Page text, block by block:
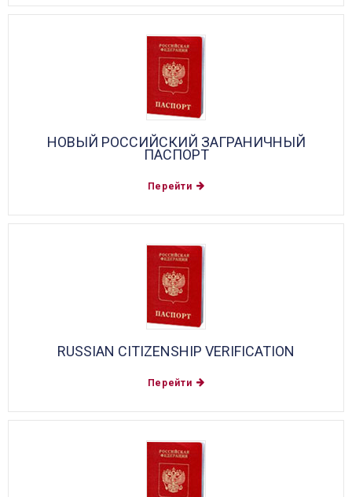
НОВЫЙ РОССИЙСКИЙ ЗАГРАНИЧНЫЙ
ПАСПОРТ
Перейти
RUSSIAN CITIZENSHIP VERIFICATION
Перейти